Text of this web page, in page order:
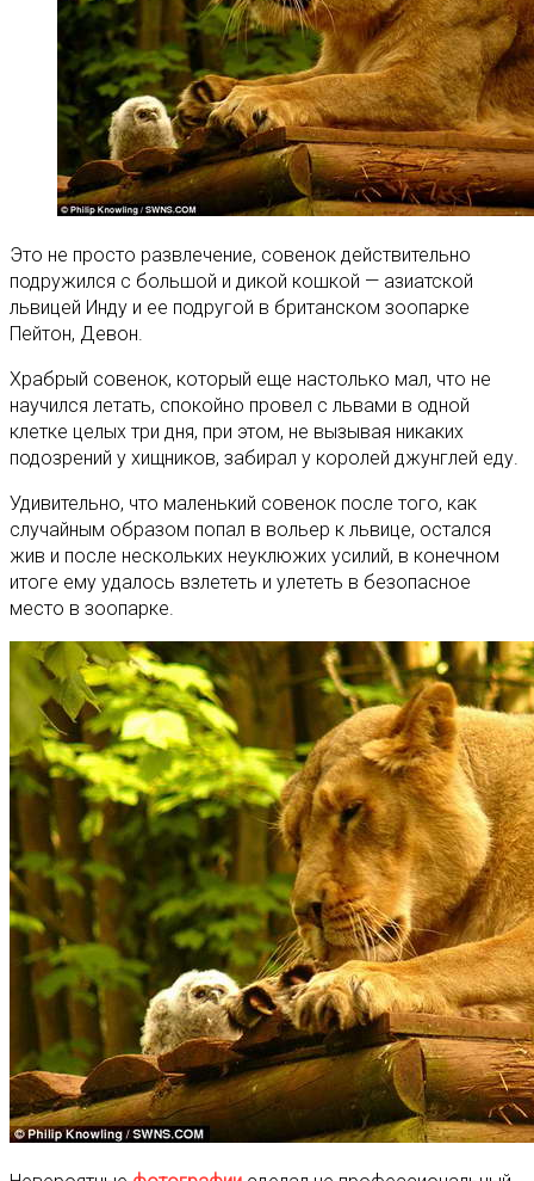
Это не просто развлечение, совенок действительно
подружился с большой и дикой кошкой — азиатской
львицей Инду и ее подругой в британском зоопарке
Пейтон, Девон.
Храбрый совенок, который еще настолько мал, что не
научился летать, спокойно провел с львами в одной
клетке целых три дня, при этом, не вызывая никаких
подозрений у хищников, забирал у королей джунглей еду.
Удивительно, что маленький совенок после того, как
случайным образом попал в вольер к львице, остался
жив и после нескольких неуклюжих усилий, в конечном
итоге ему удалось взлететь и улететь в безопасное
место в зоопарке.